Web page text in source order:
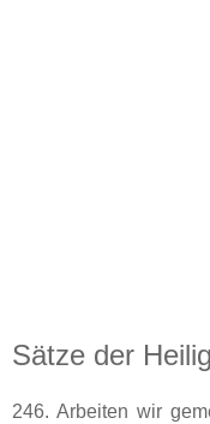
Sätze der
246. Arbeiten wir